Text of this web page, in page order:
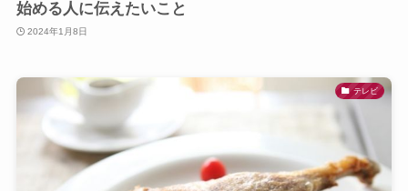
始める人に伝えたいこと
2024年1月8日
テレビ